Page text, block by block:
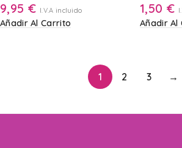
9,95 € I.V.A incluido
Añadir Al Carrito
1,50 €
Añadir Al
1 2 3 →